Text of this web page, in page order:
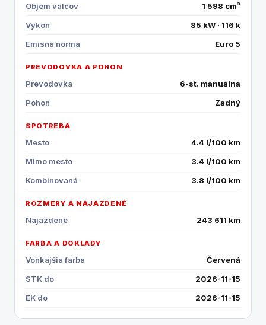
Objem valcov
1 598 cm³
Výkon
85 kW · 116 k
Emisná norma
Euro 5
PREVODOVKA A POHON
Prevodovka
6-st. manuálna
Pohon
Zadný
SPOTREBA
Mesto
4.4 l/100 km
Mimo mesto
3.4 l/100 km
Kombinovaná
3.8 l/100 km
ROZMERY A NAJAZDENÉ
Najazdené 243 611 km
FARBA A DOKLADY
Vonkajšia farba
Červená
STK do
2026-11-15
EK do
2026-11-15